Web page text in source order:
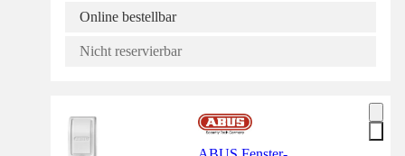
Online bestellbar
Nicht reservierbar